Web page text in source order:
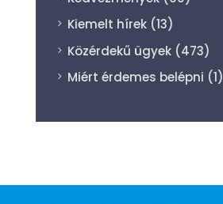
Kiemelt hírek (13)
Közérdekű ügyek (473)
Miért érdemes belépni (1)